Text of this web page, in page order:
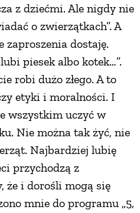
z dziećmi. Ale nigdy nie
o zwierzątkach”. A
zaproszenia dostaję.
piesek albo kotek…”.
robi dużo złego. A to
etyki i moralności. I
wszystkim uczyć w
Nie można tak żyć, nie
Najbardziej lubię
przychodzą z
że i dorośli mogą się
mnie do programu „5,